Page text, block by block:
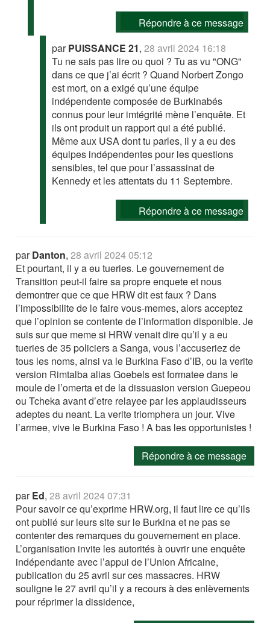
Répondre à ce message
parPUISSANCE 21,28 avril 2024 16:18
Tu ne sais pas lire ou quoi ? Tu as vu "ONG"
dans ce que j’ai écrit ? Quand Norbert Zongo
est mort, on a exigé qu’une équipe
indépendente composée de Burkinabés
connus pour leur imtégrité mène l’enquête. Et
ils ont produit un rapport qui a été publié.
Même aux USA dont tu parles, il y a eu des
équipes indépendentes pour les questions
sensibles, tel que pour l’assassinat de
Kennedy et les attentats du 11 Septembre.
Répondre à ce message
parDanton,28 avril 2024 05:12
Et pourtant, il y a eu tueries. Le gouvernement de
Transition peut-il faire sa propre enquete et nous
demontrer que ce que HRW dit est faux ? Dans
l’impossibilite de le faire vous-memes, alors acceptez
que l’opinion se contente de l’information disponible. Je
suis sur que meme si HRW venait dire qu’il y a eu
tueries de 35 policiers a Sanga, vous l’accuseriez de
tous les noms, ainsi va le Burkina Faso d’IB, ou la verite
version Rimtalba alias Goebels est formatee dans le
moule de l’omerta et de la dissuasion version Guepeou
ou Tcheka avant d’etre relayee par les applaudisseurs
adeptes du neant. La verite triomphera un jour. Vive
l’armee, vive le Burkina Faso ! A bas les opportunistes !
Répondre à ce message
parEd,28 avril 2024 07:31
Pour savoir ce qu’exprime HRW.org, il faut lire ce qu’ils
ont publié sur leurs site sur le Burkina et ne pas se
contenter des remarques du gouvernement en place.
L’organisation invite les autorités à ouvrir une enquête
indépendante avec l’appui de l’Union Africaine,
publication du 25 avril sur ces massacres. HRW
souligne le 27 avril qu’il y a recours à des enlèvements
pour réprimer la dissidence,